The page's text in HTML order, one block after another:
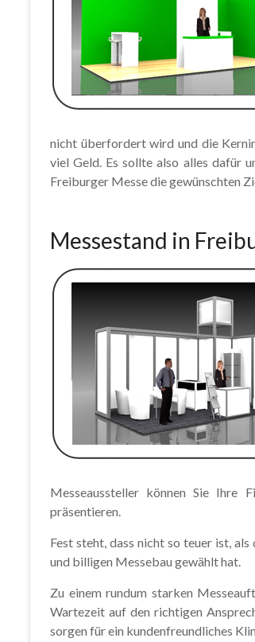
nicht überfordert wird und die
viel Geld. Es sollte also alles dafür
Freiburger Messe die gewünschten
Messestand in
Messeaussteller können Sie Ihre
präsentieren.
Fest steht, dass nicht so teuer ist,
und billigen Messebau gewählt hat.
Zu einem rundum starken
Wartezeit auf den richtigen
sorgen für ein kundenfreundliches